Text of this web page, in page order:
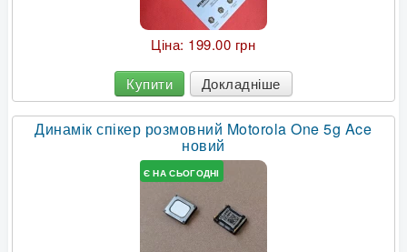
Ціна: 199.00 грн
Купити Докладніше
Динамік спікер розмовний Motorola One 5g Ace
новий
Є НА СЬОГОДНІ